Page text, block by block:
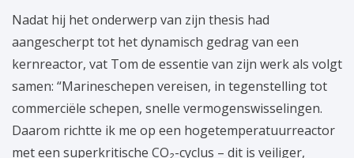
Nadat hij het onderwerp van zijn thesis had
aangescherpt tot het dynamisch gedrag van een
kernreactor, vat Tom de essentie van zijn werk als volgt
samen: “Marineschepen vereisen, in tegenstelling tot
commerciële schepen, snelle vermogenswisselingen.
Daarom richtte ik me op een hogetemperatuurreactor
met een superkritische CO₂-cyclus – dit is veiliger,